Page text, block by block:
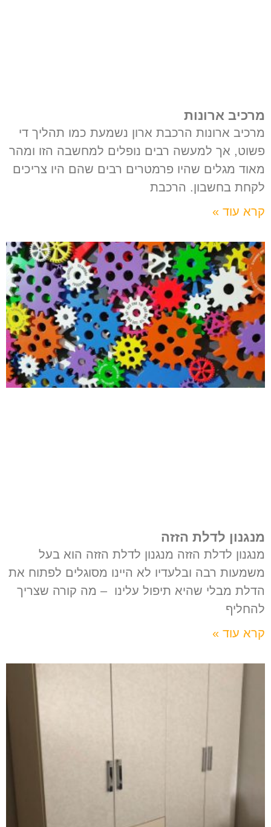
מרכיב ארונות
מרכיב ארונות הרכבת ארון נשמעת כמו תהליך די
פשוט, אך למעשה רבים נופלים למחשבה הזו ומהר
מאוד מגלים שהיו פרמטרים רבים שהם היו צריכים
לקחת בחשבון. הרכבת
קרא עוד »
מנגנון לדלת הזזה
מנגנון לדלת הזזה מנגנון לדלת הזזה הוא בעל
משמעות רבה ובלעדיו לא היינו מסוגלים לפתוח את
הדלת מבלי שהיא תיפול עלינו – מה קורה שצריך
להחליף
קרא עוד »